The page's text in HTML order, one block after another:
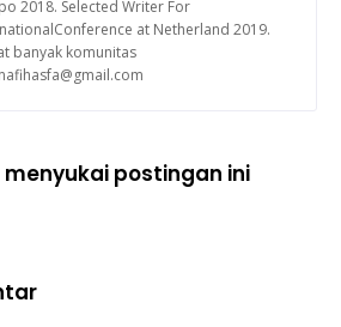
2018. Selected Writer For
at Netherland 2019.
banyak komunitas
postingan ini